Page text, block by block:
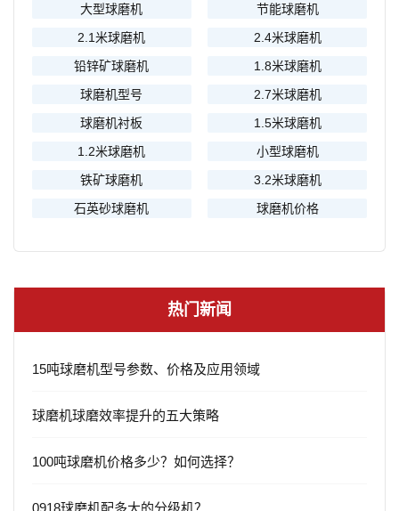
大型球磨机
节能球磨机
2.1米球磨机
2.4米球磨机
铅锌矿球磨机
1.8米球磨机
球磨机型号
2.7米球磨机
球磨机衬板
1.5米球磨机
1.2米球磨机
小型球磨机
铁矿球磨机
3.2米球磨机
石英砂球磨机
球磨机价格
热门新闻
15吨球磨机型号参数、价格及应用领域
球磨机球磨效率提升的五大策略
100吨球磨机价格多少？如何选择？
0918球磨机配多大的分级机？